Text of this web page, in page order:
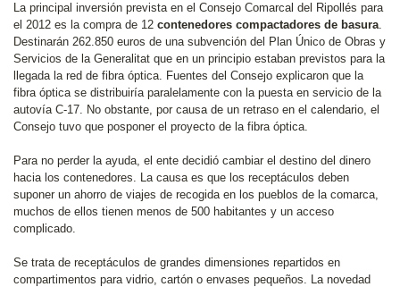
La principal inversión prevista en el Consejo Comarcal del Ripollés para
el 2012 es la compra de 12 contenedores compactadores de basura.
Destinarán 262.850 euros de una subvención del Plan Único de Obras y
Servicios de la Generalitat que en un principio estaban previstos para la
llegada la red de fibra óptica. Fuentes del Consejo explicaron que la
fibra óptica se distribuiría paralelamente con la puesta en servicio de la
autovía C-17. No obstante, por causa de un retraso en el calendario, el
Consejo tuvo que posponer el proyecto de la fibra óptica.
Para no perder la ayuda, el ente decidió cambiar el destino del dinero
hacia los contenedores. La causa es que los receptáculos deben
suponer un ahorro de viajes de recogida en los pueblos de la comarca,
muchos de ellos tienen menos de 500 habitantes y un acceso
complicado.
Se trata de receptáculos de grandes dimensiones repartidos en
compartimentos para vidrio, cartón o envases pequeños. La novedad